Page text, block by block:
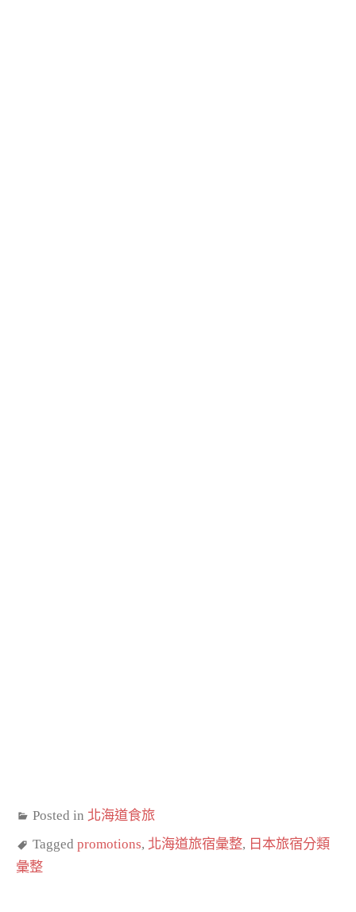
Posted in 北海道食旅
Tagged promotions, 北海道旅宿彙整, 日本旅宿分類
彙整